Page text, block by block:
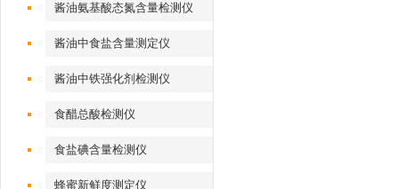
酱油氨基酸态氮含量检测仪
酱油中食盐含量测定仪
酱油中铁强化剂检测仪
食醋总酸检测仪
食盐碘含量检测仪
蜂蜜新鲜度测定仪